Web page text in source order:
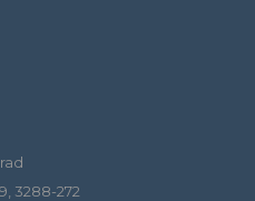
3288-272